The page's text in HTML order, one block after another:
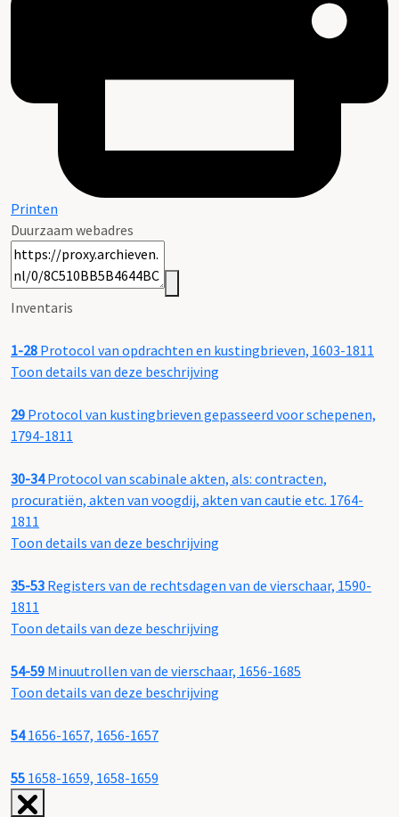
Printen
Duurzaam webadres
Inventaris
1-28 Protocol van opdrachten en kustingbrieven, 1603-1811
Toon details van deze beschrijving
29 Protocol van kustingbrieven gepasseerd voor schepenen,
1794-1811
30-34Protocol van scabinale akten, als: contracten,
procuratiën, akten van voogdij, akten van cautie etc. 1764-
1811
Toon details van deze beschrijving
35-53 Registers van de rechtsdagen van de vierschaar, 1590-
1811
Toon details van deze beschrijving
54-59 Minuutrollen van de vierschaar, 1656-1685
Toon details van deze beschrijving
541656-1657, 1656-1657
55 1658-1659, 1658-1659